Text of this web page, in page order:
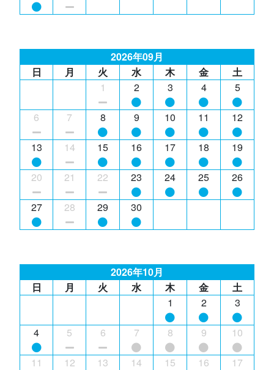
2026年09月
日
月 火 水 木 金
土
1
2 3 4 5
6 7 8 9 10 11 12
13 14 15 16 17 18 19
20 21 22 23 24 25 26
27 28 29 30
2026年10月
日
月 火 水 木 金
土
1
2 3
4 5 6 7 8 9 10
11 12 13 14 15 16 17